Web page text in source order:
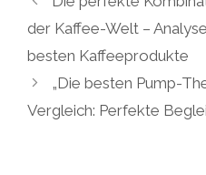
der Kaffee-Welt –
besten Kaffeeprodukte
„Die besten Pump-
Vergleich: Perfekte